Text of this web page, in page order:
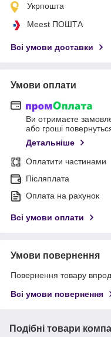
Укрпошта
Meest ПОШТА
Всі умови доставки
Умови оплати
Ви отримаєте
або гроші
Детальніше
Оплатити частинами
Післяплата
Оплата на рахунок
Всі умови оплати
Умови повернення
Повернення товару
Всі умови повернення
Подібні товари